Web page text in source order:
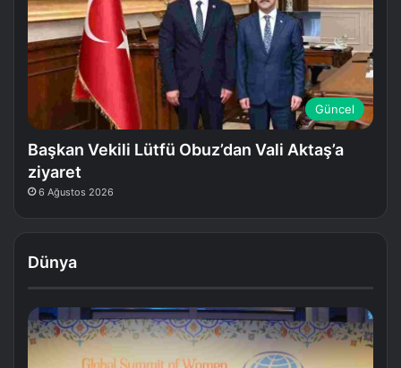
Güncel
Başkan Vekili Lütfü Obuz’dan Vali Aktaş’a
ziyaret
6 Ağustos 2026
Dünya